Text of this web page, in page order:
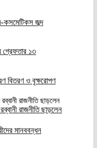
কসমেটিকস জব্দ
গ্রেফতার ১৩
বিতরণ ও বৃক্ষরোপণ
রাজনীতি ছাড়লেন
মানববন্ধন